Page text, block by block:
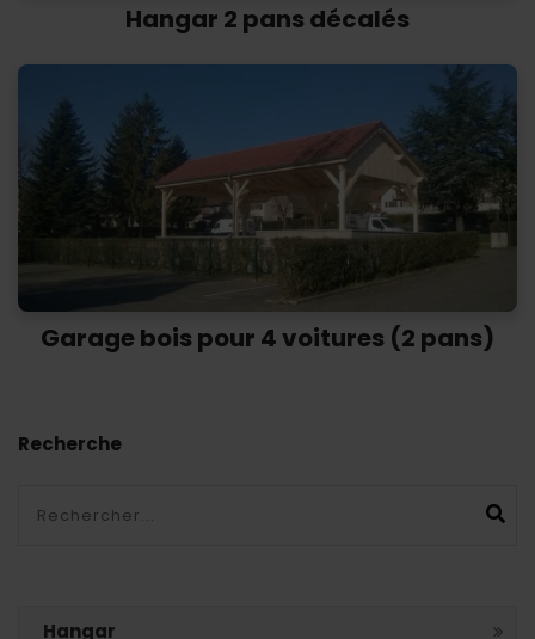
Hangar 2 pans décalés
Garage bois pour 4 voitures (2 pans)
Recherche
Ok
Hangar